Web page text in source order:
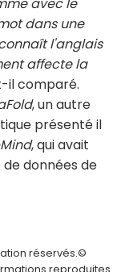
dans une
l'anglais
affecte la
il comparé.
, un autre
présenté il
, qui avait
données de
réservés.©